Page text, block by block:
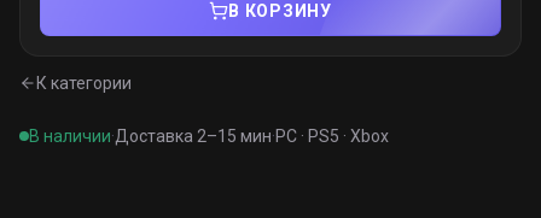
В КОРЗИНУ
К категории
В наличии·Доставка 2–15 мин·PC · PS5 · Xbox